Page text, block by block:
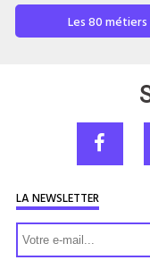
Les 80 métiers
LA NEWSLETTER